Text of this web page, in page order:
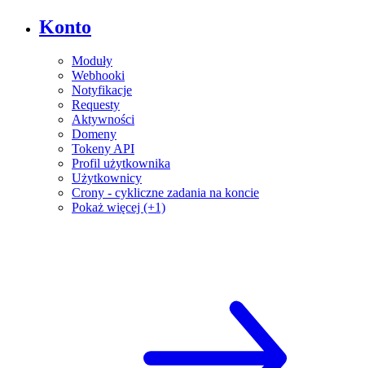
Konto
Moduły
Webhooki
Notyfikacje
Requesty
Aktywności
Domeny
Tokeny API
Profil użytkownika
Użytkownicy
Crony - cykliczne zadania na koncie
Pokaż więcej (+1)